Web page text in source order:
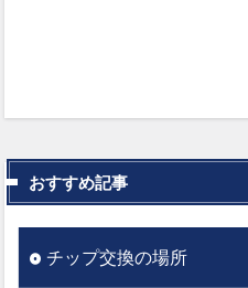
おすすめ記事
チップ交換の場所